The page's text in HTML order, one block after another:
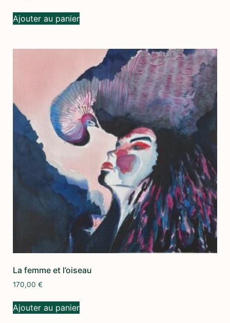
Ajouter au panier
La femme et l’oiseau
170,00 €
Ajouter au panier